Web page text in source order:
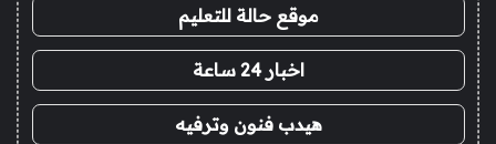
موقع حالة للتعليم
اخبار 24 ساعة
هيدب فنون وترفيه